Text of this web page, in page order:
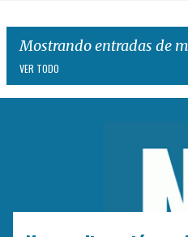
Mostrando entradas de
VER TODO